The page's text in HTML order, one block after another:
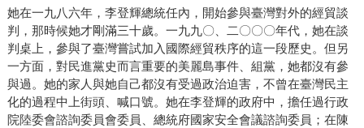
她在一九八六年，李登輝總統任內，開始參與臺灣對外的經貿談
判，那時候她才剛滿三十歲。一九九〇、二〇〇〇年代，她在談
判桌上，參與了臺灣嘗試加入國際經貿秩序的這一段歷史。但另
一方面，對民進黨史而言重要的美麗島事件、組黨，她都沒有參
與過。她的家人與她自己都沒有受過政治迫害，不曾在臺灣民主
化的過程中上街頭、喊口號。她在李登輝的政府中，擔任過行政
院陸委會諮詢委員會委員、總統府國家安全會議諮詢委員；在陳